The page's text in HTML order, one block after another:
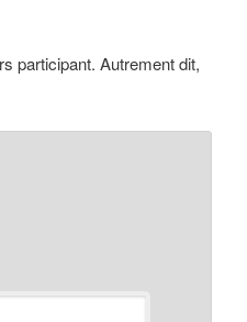
participant. Autrement dit,